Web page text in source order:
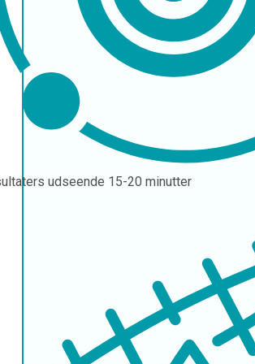
udseende 15-20 minutter